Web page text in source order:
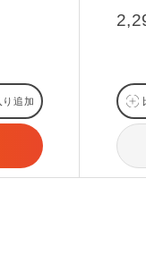
り追加